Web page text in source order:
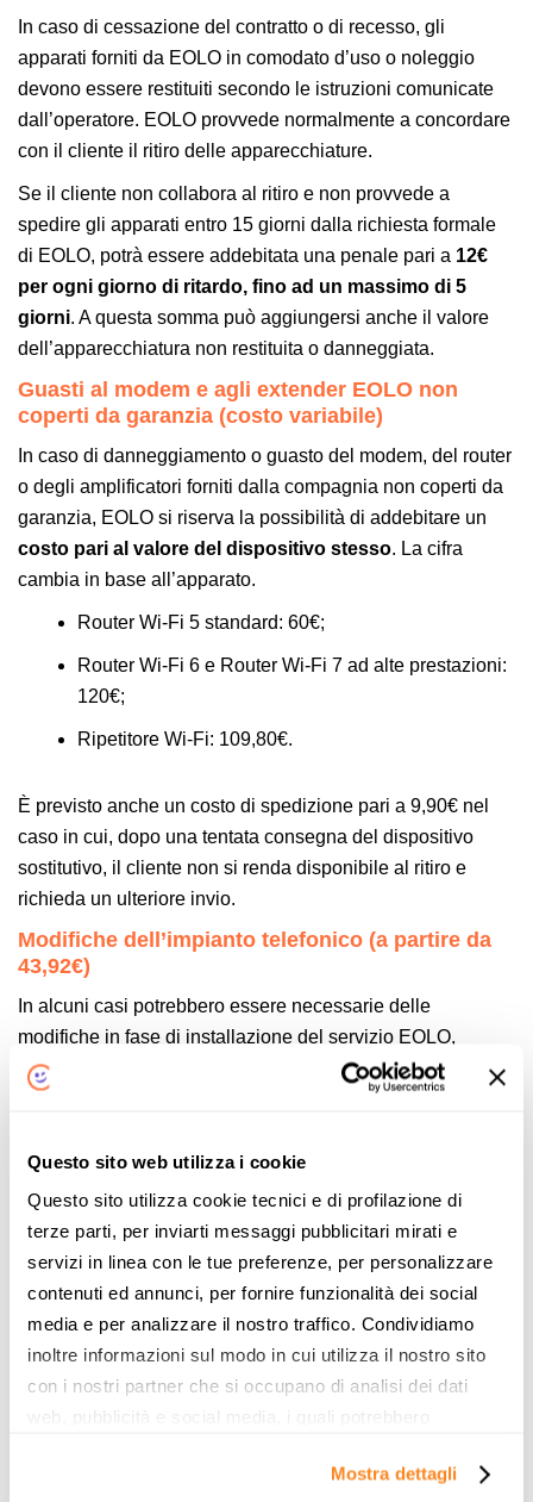
Questo sito web utilizza i cookie
Questo sito utilizza cookie tecnici e di profilazione di
terze parti, per inviarti messaggi pubblicitari mirati e
servizi in linea con le tue preferenze, per personalizzare
contenuti ed annunci, per fornire funzionalità dei social
media e per analizzare il nostro traffico. Condividiamo
inoltre informazioni sul modo in cui utilizza il nostro sito
con i nostri partner che si occupano di analisi dei dati
web, pubblicità e social media, i quali potrebbero
che hanno raccolto dal suo utilizzo dei loro servizi. Vedi
Mostra dettagli
In caso di cessazione del contratto o di recesso, gli
apparati forniti da EOLO in comodato d’uso o noleggio
devono essere restituiti secondo le istruzioni comunicate
dall’operatore. EOLO provvede normalmente a concordare
con il cliente il ritiro delle apparecchiature.
Se il cliente non collabora al ritiro e non provvede a
spedire gli apparati entro 15 giorni dalla richiesta formale
di EOLO, potrà essere addebitata una penale pari a 12€
per ogni giorno di ritardo, fino ad un massimo di 5
giorni. A questa somma può aggiungersi anche il valore
dell’apparecchiatura non restituita o danneggiata.
Guasti al modem e agli extender EOLO non
coperti da garanzia (costo variabile)
In caso di danneggiamento o guasto del modem, del router
o degli amplificatori forniti dalla compagnia non coperti da
garanzia, EOLO si riserva la possibilità di addebitare un
costo pari al valore del dispositivo stesso. La cifra
cambia in base all’apparato.
Router Wi-Fi 5 standard: 60€;
Router Wi-Fi 6 e Router Wi-Fi 7 ad alte prestazioni:
120€;
Ripetitore Wi-Fi: 109,80€.
È previsto anche un costo di spedizione pari a 9,90€ nel
caso in cui, dopo una tentata consegna del dispositivo
sostitutivo, il cliente non si renda disponibile al ritiro e
richieda un ulteriore invio.
Modifiche dell’impianto telefonico (a partire da
43,92€)
In alcuni casi potrebbero essere necessarie delle
modifiche in fase di installazione del servizio EOLO,
soprattutto per le offerte in fibra FTTH. I costi verranno
prima sottoposti al cliente e, solo dopo una conferma, i
carico dell’utente. Tra le più comuni troviamo:
43,92€ per l’adeguamento dell’impianto
telefonico, ad esempio se si vogliono utilizzare
tutte le prese presenti nell’immobile e non soltanto
quella VoIP del router;
73,20€ per il prolungamento dell’impianto
distante rispetto al primo punto accessibile.
In tutti gli altri casi in cui siano necessari interventi